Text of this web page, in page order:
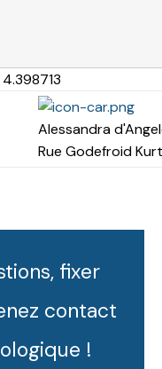
4.398713
Alessandra
Rue Godefroid
fixer
contact
!